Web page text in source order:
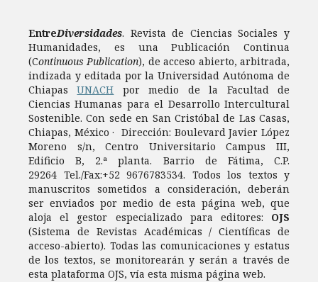
EntreDiversidades. Revista de Ciencias Sociales y
Humanidades, es una Publicación Continua
(Continuous Publication), de acceso abierto, arbitrada,
indizada y editada por la Universidad Autónoma de
ChiapasUNACH por medio de la Facultad de
Ciencias Humanas para el Desarrollo Intercultural
Sostenible. Con sede en San Cristóbal de Las Casas,
Chiapas, México · Dirección: Boulevard Javier López
Moreno s/n, Centro Universitario Campus III,
Edificio B, 2.ª planta. Barrio de Fátima, C.P.
29264 Tel./Fax:+52 9676783534. Todos los textos y
manuscritos sometidos a consideración, deberán
ser enviados por medio de esta página web, que
aloja el gestor especializado para editores: OJS
(Sistema de Revistas Académicas / Científicas de
acceso-abierto). Todas las comunicaciones y estatus
de los textos, se monitorearán y serán a través de
esta plataforma OJS, vía esta misma página web.